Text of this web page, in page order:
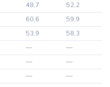
48,7
52,2
60,6
59,9
53,9
58,3
—
—
—
—
—
—